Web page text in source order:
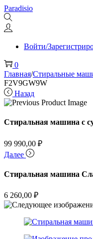
Перейти
к
навигации
Перейти
к
содержимому
Paradisio
Войти/
0
Главная/Стиральные
F2V9GW9W
Назад
Стиральная машина c
99 990,00 ₽
Далее
Стиральная машина
6 260,00 ₽